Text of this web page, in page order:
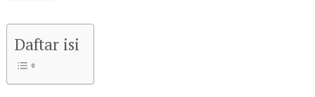
Daftar isi